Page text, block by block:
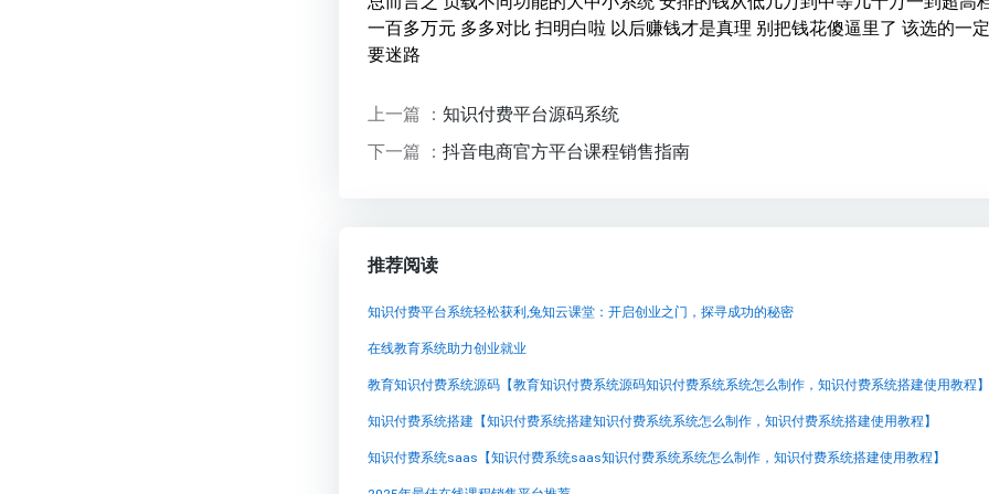
一百多万元 多多对比 扫明白啦 以后赚钱才是真理 别把钱花傻逼里了 该选的一
要迷路
上一篇 ： 知识付费平台源码系统
下一篇 ： 抖音电商官方平台课程销售指南
推荐阅读
知识付费平台系统轻松获利,兔知云课堂：开启创业之门，探寻成功的秘密
在线教育系统助力创业就业
教育知识付费系统源码【教育知识付费系统源码知识付费系统系统怎么制作，知识付费系统搭建使用教程】
知识付费系统搭建【知识付费系统搭建知识付费系统系统怎么制作，知识付费系统搭建使用教程】
知识付费系统saas【知识付费系统saas知识付费系统系统怎么制作，知识付费系统搭建使用教程】